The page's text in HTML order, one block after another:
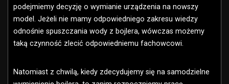
podejmiemy decyzję o wymianie urządzenia na nowszy
model. Jeżeli nie mamy odpowiedniego zakresu wiedzy
odnośnie spuszczania wody z bojlera, wówczas możemy
taką czynność zlecić odpowiedniemu fachowcowi.
Natomiast z chwilą, kiedy zdecydujemy się na samodzielne